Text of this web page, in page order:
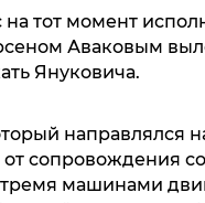
на тот момент
Аваковым
Януковича.
направлялся
сопровождения
машинами